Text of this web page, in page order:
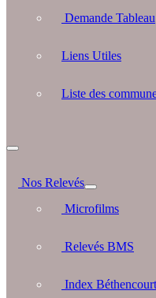
Demande Tableau
Liens Utiles
Liste des
Nos Relevés
Microfilms
Relevés BMS
Index Béthencourt